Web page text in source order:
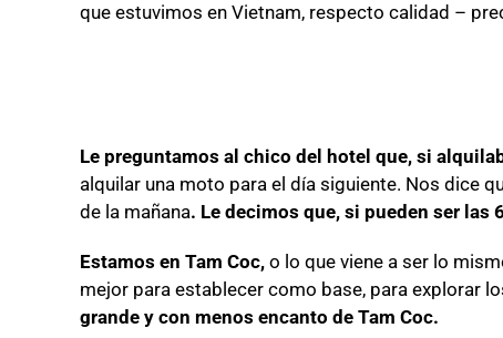
que estuvimos en Vietnam, respecto calidad –
Le preguntamos al chico del hotel que, si
alquilar una moto para el día siguiente. Nos dice
de la mañana. Le decimos que, si pueden ser las
Estamos en Tam Coc, o lo que viene a ser lo
mejor para establecer como base, para explorar
grande y con menos encanto de Tam Coc.